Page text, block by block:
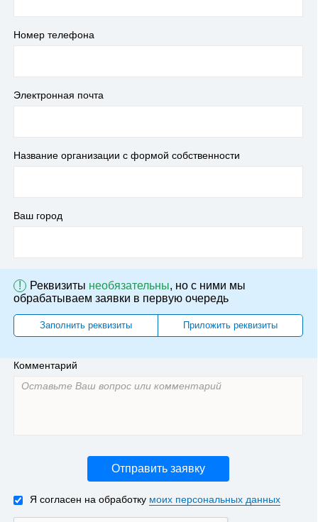
Номер телефона
Электронная почта
Название организации с формой собственности
Ваш город
! Реквизиты необязательны, но с ними мы
обрабатываем заявки в первую очередь
Заполнить реквизиты Приложить реквизиты
Комментарий
Отправить заявку
Я согласен на обработку моих персональных данных